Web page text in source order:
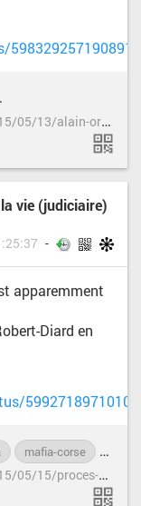
h
ttp://prdchroniques.blog.lemonde.fr/2015/05/13/alain-orsoni-avocat-procureur-historien-et-accessoirement-accuse/
vie (judiciaire)
apparemment
Diard en
mafia-corse
h
ttp://prdchroniques.blog.lemonde.fr/2015/05/15/proces-orsoni-scenes-ordinaires-de-la-vie-judiciaire-corse/